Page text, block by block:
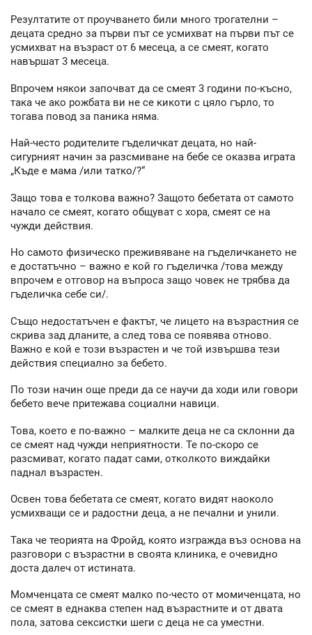
Резултатите от проучването били много трогателни –
децата средно за първи път се усмихват на първи път се
усмихват на възраст от 6 месеца, а се смеят, когато
навършат 3 месеца.
Впрочем някои започват да се смеят 3 години по-късно,
така че ако рожбата ви не се кикоти с цяло гърло, то
тогава повод за паника няма.
Най-често родителите гъделичкат децата, но най-
сигурният начин за разсмиване на бебе се оказва играта
„Къде е мама /или татко/?“
Защо това е толкова важно? Защото бебетата от самото
начало се смеят, когато общуват с хора, смеят се на
чужди действия.
Но самото физическо преживяване на гъделичкането не
е достатъчно – важно е кой го гъделичка /това между
впрочем е отговор на въпроса защо човек не трябва да
гъделичка себе си/.
Също недостатъчен е фактът, че лицето на възрастния се
скрива зад дланите, а след това се появява отново.
Важно е кой е този възрастен и че той извършва тези
действия специално за бебето.
По този начин още преди да се научи да ходи или говори
бебето вече притежава социални навици.
Това, което е по-важно – малките деца не са склонни да
се смеят над чужди неприятности. Те по-скоро се
разсмиват, когато падат сами, отколкото виждайки
паднал възрастен.
Освен това бебетата се смеят, когато видят наоколо
усмихващи се и радостни деца, а не печални и унили.
Така че теорията на Фройд, която изгражда въз основа на
разговори с възрастни в своята клиника, е очевидно
доста далеч от истината.
Момченцата се смеят малко по-често от момиченцата, но
се смеят в еднаква степен над възрастните и от двата
пола, затова сексистки шеги с деца не са уместни.